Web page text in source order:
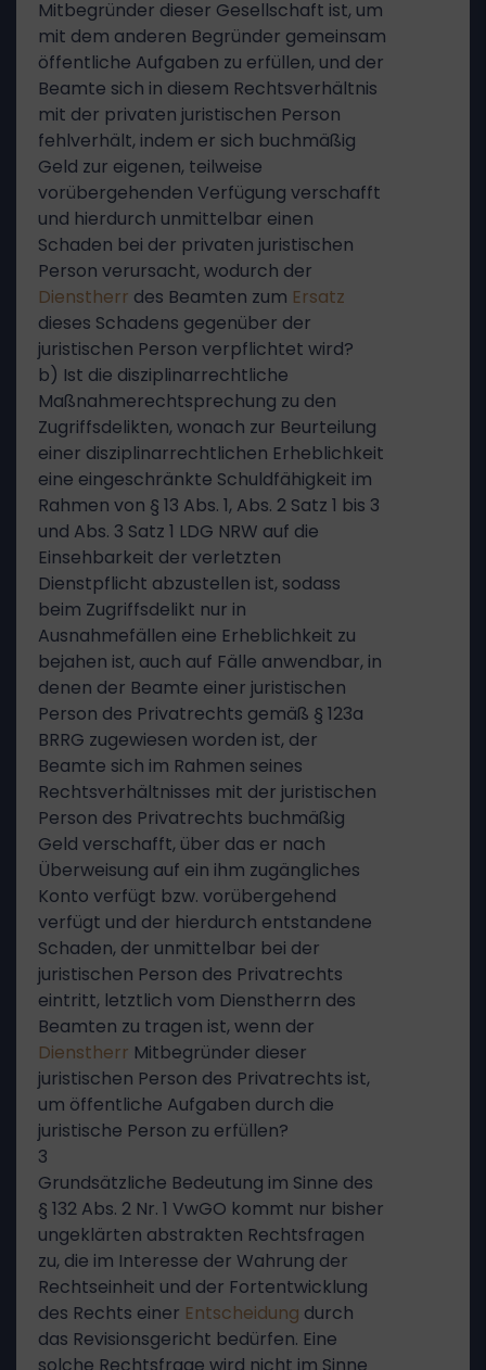
Mitbegründer dieser Gesellschaft ist, um
mit dem anderen Begründer gemeinsam
öffentliche Aufgaben zu erfüllen, und der
Beamte sich in diesem Rechtsverhältnis
mit der privaten juristischen Person
fehlverhält, indem er sich buchmäßig
Geld zur eigenen, teilweise
vorübergehenden Verfügung verschafft
und hierdurch unmittelbar einen
Schaden bei der privaten juristischen
Person verursacht, wodurch der
Dienstherr des Beamten zum Ersatz
dieses Schadens gegenüber der
juristischen Person verpflichtet wird?
b) Ist die disziplinarrechtliche
Maßnahmerechtsprechung zu den
Zugriffsdelikten, wonach zur Beurteilung
einer disziplinarrechtlichen Erheblichkeit
eine eingeschränkte Schuldfähigkeit im
Rahmen von § 13 Abs. 1, Abs. 2 Satz 1 bis 3
und Abs. 3 Satz 1 LDG NRW auf die
Einsehbarkeit der verletzten
Dienstpflicht abzustellen ist, sodass
beim Zugriffsdelikt nur in
Ausnahmefällen eine Erheblichkeit zu
bejahen ist, auch auf Fälle anwendbar, in
denen der Beamte einer juristischen
Person des Privatrechts gemäß § 123a
BRRG zugewiesen worden ist, der
Beamte sich im Rahmen seines
Rechtsverhältnisses mit der juristischen
Person des Privatrechts buchmäßig
Geld verschafft, über das er nach
Überweisung auf ein ihm zugängliches
Konto verfügt bzw. vorübergehend
verfügt und der hierdurch entstandene
Schaden, der unmittelbar bei der
juristischen Person des Privatrechts
eintritt, letztlich vom Dienstherrn des
Beamten zu tragen ist, wenn der
Dienstherr Mitbegründer dieser
juristischen Person des Privatrechts ist,
um öffentliche Aufgaben durch die
juristische Person zu erfüllen?
3
Grundsätzliche Bedeutung im Sinne des
§ 132 Abs. 2 Nr. 1 VwGO kommt nur bisher
ungeklärten abstrakten Rechtsfragen
zu, die im Interesse der Wahrung der
Rechtseinheit und der Fortentwicklung
des Rechts einer Entscheidung durch
das Revisionsgericht bedürfen. Eine